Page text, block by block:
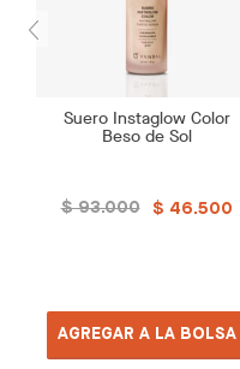
Suero Instaglow Color
Beso de Sol
$ 93.000 $ 46.500
AGREGAR A LA BOLSA